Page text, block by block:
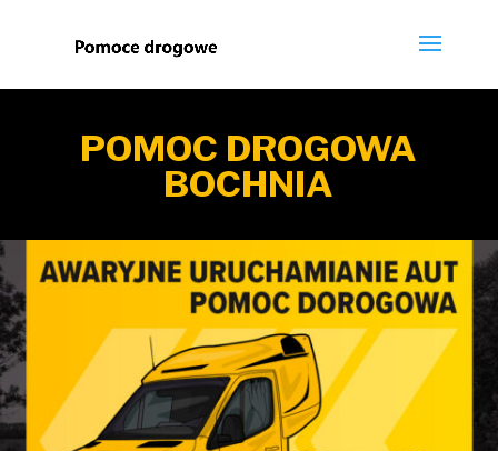
POMOC DROGOWA
BOCHNIA